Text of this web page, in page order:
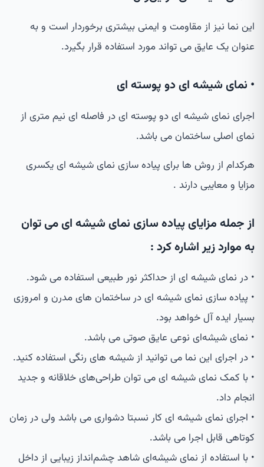
این نما نیز از مقاومت و ایمنی بیشتری برخوردار است و به
عنوان یک عایق می تواند مورد استفاده قرار بگیرد.
• نمای شیشه ای دو پوسته ای
اجرای نمای شیشه ای دو پوسته ای در فاصله ای نیم متری از
نمای اصلی ساختمان می باشد.
هرکدام از روش ها برای پیاده سازی نمای شیشه ای یکسری
مزایا و معایبی دارند .
از جمله مزایای پیاده سازی نمای شیشه ای می توان
به موارد زیر اشاره کرد :
• در نمای شیشه ای از حداکثر نور طبیعی استفاده می شود.
• پیاده سازی نمای شیشه ای در ساختمان های مدرن و امروزی
بسیار ایده آل خواهد بود.
• نمای شیشه‌ای نوعی عایق صوتی می باشد.
• در اجرای این نما می توانید از شیشه های رنگی استفاده کنید.
• با کمک نمای شیشه ای می توان طراحی‌های خلاقانه و جدید
انجام داد.
• اجرای نمای شیشه ای کار نسبتا دشواری می باشد ولی در زمان
کوتاهی قابل اجرا می باشد.
• با استفاده از نمای شیشه‌ای شاهد چشم‌انداز زیبایی از داخل